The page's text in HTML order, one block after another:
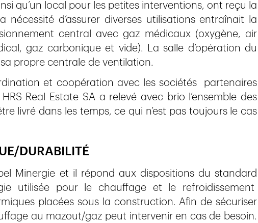
qu’un local pour les petites interventions, ont reçu la
nécessité d’assurer diverses utilisations entraînait la
central avec gaz médicaux (oxygène, air
gaz carbonique et vide). La salle d’opération du
propre centrale de ventilation.
et coopération avec les sociétés partenaires
Real Estate SA a relevé avec brio l’ensemble des
livré dans les temps, ce qui n’est pas toujours le cas
DURABILITÉ
Minergie et il répond aux dispositions du standard
utilisée pour le chauffage et le refroidissement
placées sous la construction. Afin de sécuriser
au mazout/gaz peut intervenir en cas de besoin.